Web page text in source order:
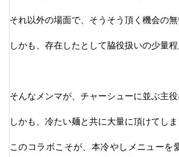
それ以外の場面で、そうそう頂く機会の
しかも、存在したとして脇役扱いの少量
そんなメンマが、チャーシューに並ぶ主
しかも、冷たい麺と共に大量に頂けてしま
このコラボこそが、本冷やしメニューを